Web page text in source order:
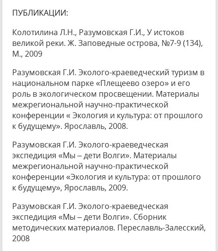
ПУБЛИКАЦИИ:
Колотилина Л.Н., Разумовская Г.И., У истоков
великой реки. Ж. Заповедные острова, №7-9 (134),
М., 2009
Разумовская Г.И. Эколого-краеведческий туризм в
национальном парке «Плещеево озеро» и его
роль в экологическом просвещении. Материалы
межрегиональной научно-практической
конференции « Экология и культура: от прошлого
к будущему». Ярославль, 2008.
Разумовская Г.И. Эколого-краеведческая
экспедиция «Мы – дети Волги». Материалы
межрегиональной научно-практической
конференции «Экология и культура: от прошлого
к будущему», Ярославль, 2009.
Разумовская Г.И. Эколого-краеведческая
экспедиция «Мы – дети Волги». Сборник
методических материалов. Переславль-Залесский,
2008